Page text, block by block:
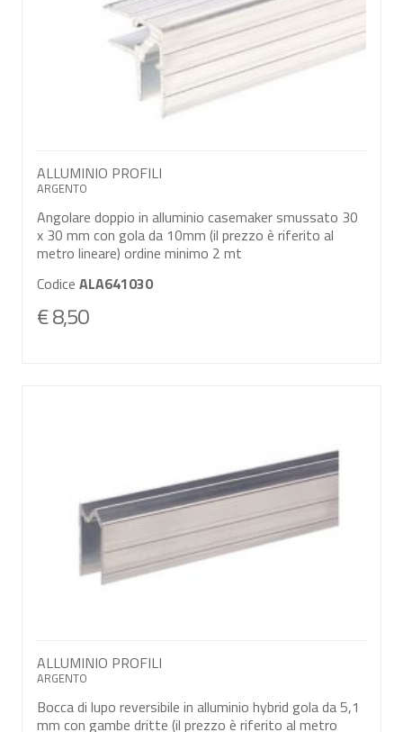
ALLUMINIO PROFILI
ARGENTO
Angolare doppio in alluminio casemaker smussato 30
x 30 mm con gola da 10mm (il prezzo è riferito al
metro lineare) ordine minimo 2 mt
Codice ALA641030
€ 8,50
ALLUMINIO PROFILI
ARGENTO
Bocca di lupo reversibile in alluminio hybrid gola da 5,1
mm con gambe dritte (il prezzo è riferito al metro